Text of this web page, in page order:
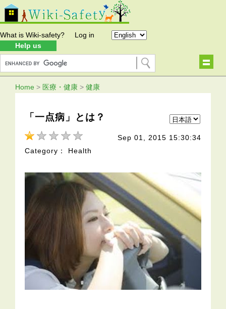
What is Wiki-safety?
Help us
Log in
Home > 医療・健康 > 健康
「一点病」とは？
Sep 01, 2015 15:30:34
Category： Health